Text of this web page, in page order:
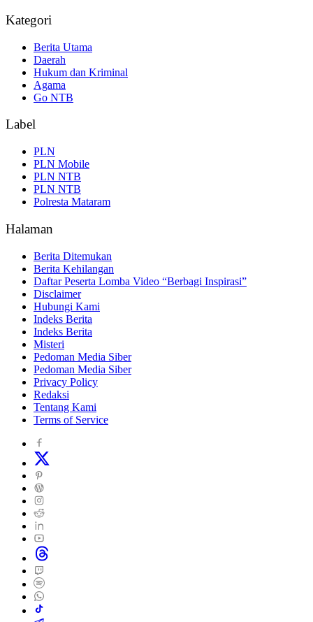
Kategori
Berita Utama
Daerah
Hukum dan Kriminal
Agama
Go NTB
Label
PLN
PLN Mobile
PLN NTB
PLN NTB
Polresta Mataram
Halaman
Berita Ditemukan
Berita Kehilangan
Daftar Peserta Lomba Video “Berbagi Inspirasi”
Disclaimer
Hubungi Kami
Indeks Berita
Indeks Berita
Misteri
Pedoman Media Siber
Pedoman Media Siber
Privacy Policy
Redaksi
Tentang Kami
Terms of Service